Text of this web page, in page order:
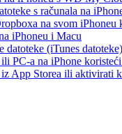
s računala na
na svom iPhoneu
iPhoneu i Macu
(iTunes
PC-a na iPhone
App Storea ili aktivirati